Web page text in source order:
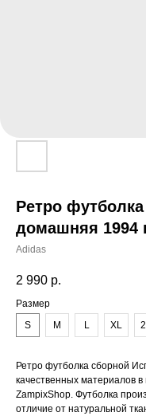
Ретро
домашняя 1994
Adidas
2 990 р.
Размер
S
M L XL
Ретро футболка сборной
качественных материалов
ZampixShop. Футболка
отличие от натуральной